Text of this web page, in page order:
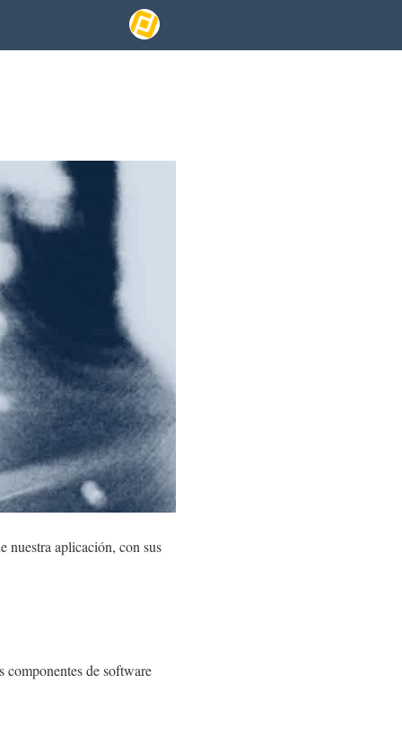
nuestra aplicación, con sus
componentes de software